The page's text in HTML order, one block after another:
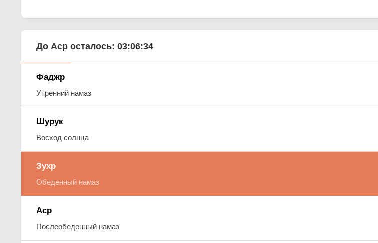
До Аср осталось: 03:06:33
Фаджр
Утренний намаз
Шурук
Восход солнца
Зухр
Обеденный намаз
Аср
Послеобеденный намаз